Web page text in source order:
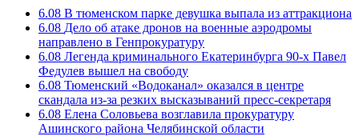
6.08 В тюменском парке девушка выпала из аттракциона
6.08 Дело об атаке дронов на военные аэродромы
направлено в Генпрокуратуру
6.08 Легенда криминального Екатеринбурга 90-х Павел
Федулев вышел на свободу
6.08 Тюменский «Водоканал» оказался в центре
скандала из-за резких высказываний пресс-секретаря
6.08 Елена Соловьева возглавила прокуратуру
Ашинского района Челябинской области